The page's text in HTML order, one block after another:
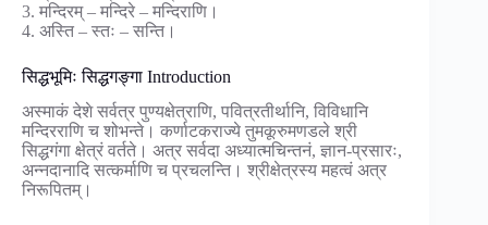
3. मन्दिरम् – मन्दिरे – मन्दिराणि।
4. अस्ति – स्तः – सन्ति।
सिद्धभूमिः सिद्धगङ्गा Introduction
अस्माकं देशे सर्वत्र पुण्यक्षेत्राणि, पवित्रतीर्थानि, विविधानि
मन्दिरराणि च शोभन्ते। कर्णाटकराज्ये तुमकूरुमणडले श्री
सिद्धगंगा क्षेत्रं वर्तते। अत्र सर्वदा अध्यात्मचिन्तनं, ज्ञान-प्रसारः,
अन्नदानादि सत्कर्माणि च प्रचलन्ति। श्रीक्षेत्रस्य महत्वं अत्र
निरूपितम्।